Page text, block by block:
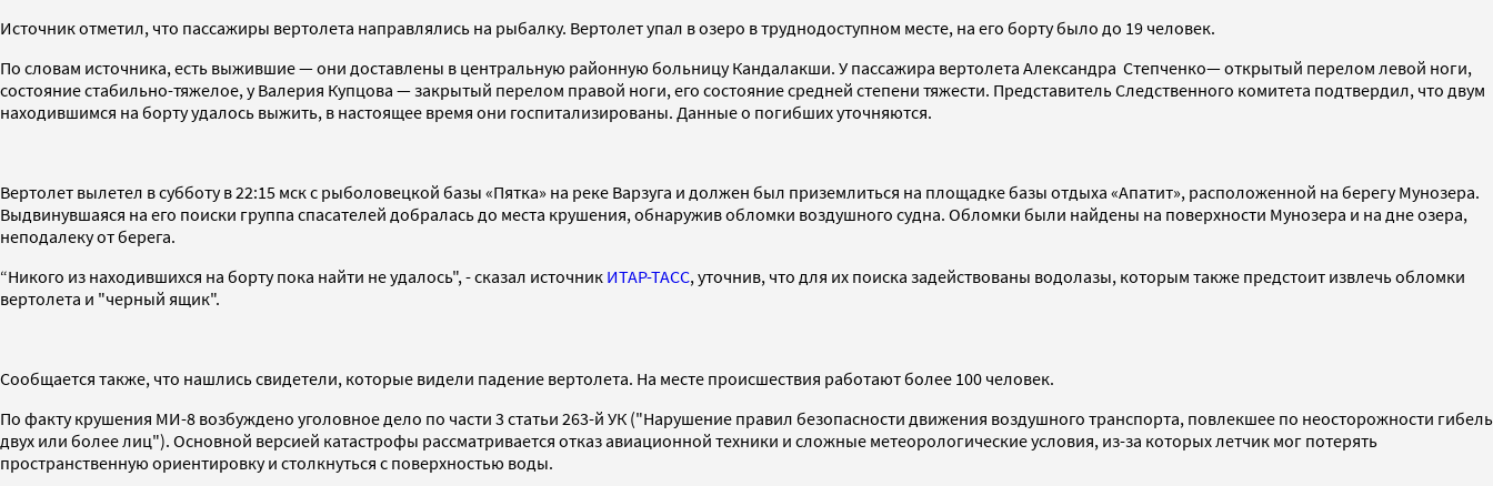
Источник отметил, что пассажиры вертолета направлялись на рыбалку. Вертолет упал в озеро в труднодоступном месте, на его борту было до 19 человек.
По словам источника, есть выжившие — они доставлены в центральную районную больницу Кандалакши. У пассажира вертолета Александра Степченко— открытый перелом левой ноги,
состояние стабильно-тяжелое, у Валерия Купцова — закрытый перелом правой ноги, его состояние средней степени тяжести. Представитель Следственного комитета подтвердил, что двум
находившимся на борту удалось выжить, в настоящее время они госпитализированы. Данные о погибших уточняются.
Вертолет вылетел в субботу в 22:15 мск с рыболовецкой базы «Пятка» на реке Варзуга и должен был приземлиться на площадке базы отдыха «Апатит», расположенной на берегу Мунозера.
Выдвинувшаяся на его поиски группа спасателей добралась до места крушения, обнаружив обломки воздушного судна. Обломки были найдены на поверхности Мунозера и на дне озера,
неподалеку от берега.
“Никого из находившихся на борту пока найти не удалось", - сказал источник ИТАР-ТАСС, уточнив, что для их поиска задействованы водолазы, которым также предстоит извлечь обломки
вертолета и "черный ящик".
Сообщается также, что нашлись свидетели, которые видели падение вертолета. На месте происшествия работают более 100 человек.
По факту крушения МИ-8 возбуждено уголовное дело по части 3 статьи 263-й УК ("Нарушение правил безопасности движения воздушного транспорта, повлекшее по неосторожности гибель
двух или более лиц"). Основной версией катастрофы рассматривается отказ авиационной техники и сложные метеорологические условия, из-за которых летчик мог потерять
пространственную ориентировку и столкнуться с поверхностью воды.